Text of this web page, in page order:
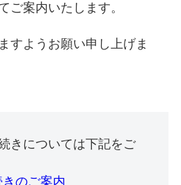
ご案内いたします。
すようお願い申し上げま
きについては下記をご
のご案内